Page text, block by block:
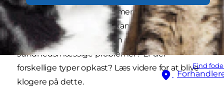
Find
kaster op, hvoraf nogle er mere bekymrende
end andre. Men hvordan kan man så se, om
hundens opkast er et tegn på alvorlige
sundhedsmæssige problemer? Er der
forskellige typer opkast? Læs videre for at blive
klogere på dette.